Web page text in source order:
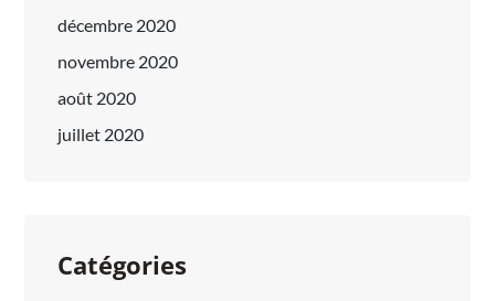
décembre 2020
novembre 2020
août 2020
juillet 2020
Catégories